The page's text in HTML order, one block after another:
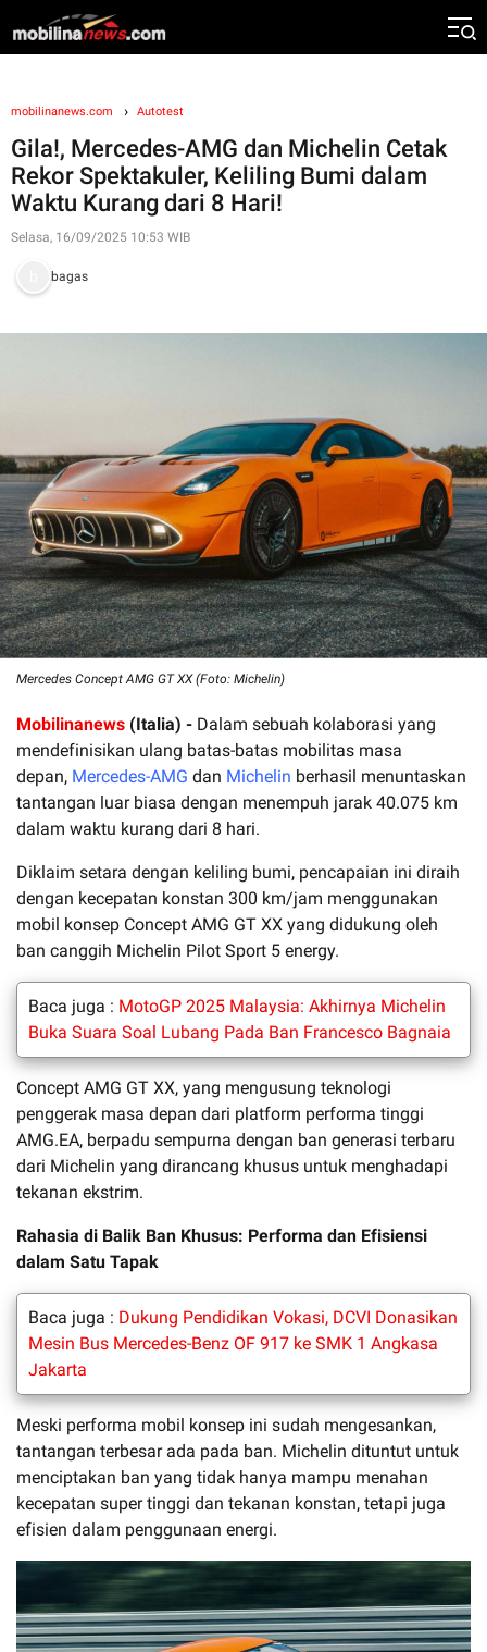
mobilinanews.com Autotest
Gila!, Mercedes-AMG dan Michelin Cetak
Rekor Spektakuler, Keliling Bumi dalam
Waktu Kurang dari 8 Hari!
Selasa, 16/09/2025 10:53 WIB
bagas
Mercedes Concept AMG GT XX (Foto: Michelin)
Mobilinanews (Italia) - Dalam sebuah kolaborasi yang
mendefinisikan ulang batas-batas mobilitas masa
depan, Mercedes-AMG dan Michelin berhasil menuntaskan
tantangan luar biasa dengan menempuh jarak 40.075 km
dalam waktu kurang dari 8 hari.
Diklaim setara dengan keliling bumi, pencapaian ini diraih
dengan kecepatan konstan 300 km/jam menggunakan
mobil konsep Concept AMG GT XX yang didukung oleh
ban canggih Michelin Pilot Sport 5 energy.
Baca juga : MotoGP 2025 Malaysia: Akhirnya Michelin
Buka Suara Soal Lubang Pada Ban Francesco Bagnaia
Concept AMG GT XX, yang mengusung teknologi
penggerak masa depan dari platform performa tinggi
AMG.EA, berpadu sempurna dengan ban generasi terbaru
dari Michelin yang dirancang khusus untuk menghadapi
tekanan ekstrim.
Rahasia di Balik Ban Khusus: Performa dan Efisiensi
dalam Satu Tapak
Baca juga : Dukung Pendidikan Vokasi, DCVI Donasikan
Mesin Bus Mercedes-Benz OF 917 ke SMK 1 Angkasa
Jakarta
Meski performa mobil konsep ini sudah mengesankan,
tantangan terbesar ada pada ban. Michelin dituntut untuk
menciptakan ban yang tidak hanya mampu menahan
kecepatan super tinggi dan tekanan konstan, tetapi juga
efisien dalam penggunaan energi.